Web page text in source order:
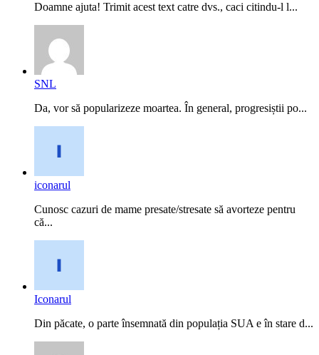
Doamne ajuta! Trimit acest text catre dvs., caci citindu-l l...
SNL
Da, vor să popularizeze moartea. În general, progresiștii po...
iconarul
Cunosc cazuri de mame presate/stresate să avorteze pentru
că...
Iconarul
Din păcate, o parte însemnată din populația SUA e în stare d...